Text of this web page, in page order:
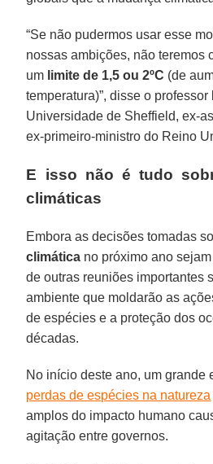
“Se não pudermos usar esse
nossas ambições, não teremos
um limite de 1,5 ou 2ºC (de
temperatura)”, disse o professor
Universidade de Sheffield, ex-
ex-primeiro-ministro do Reino
E isso não é tudo
climáticas
Embora as decisões tomadas
climática no próximo ano
de outras reuniões importantes
ambiente que moldarão as
de espécies e a proteção dos
décadas.
No início deste ano, um grande
perdas de espécies na natureza
amplos do impacto humano
agitação entre governos.